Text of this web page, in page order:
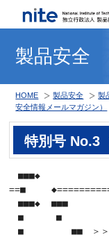
製品安全
HOME 製品安全 製
安全情報メールマガジン）
特別号 No.3
■■■◆  　　　　　　
==■   　
■■■◆  ■■■　　　　　
■　　　 ■　
■　       ■■　＞